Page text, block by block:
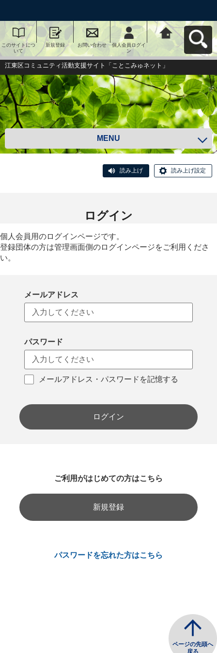
このサイトにつ
いて
新規登録 お問い合わせ
個人会員ログイ
ン
江東区コミュニ
ティ活動支援サ
イト「ことこみ
ゅネット」へ戻
る
江東区コミュニティ活動支援サイト「ことこみゅネット」
MENU
読み上げ 読み上げ設定
ログイン
個人会員用のログインページです。
登録団体の方は管理画面側のログインページをご利用くださ
い。
メールアドレス
パスワード
メールアドレス・パスワードを記憶する
ログイン
ご利用がはじめての方はこちら
新規登録
パスワードを忘れた方はこちら
ページの先頭へ
戻る